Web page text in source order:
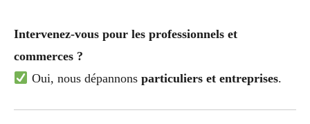
Intervenez-vous pour les professionnels et
commerces ?
Oui, nous dépannons particuliers et entreprises.